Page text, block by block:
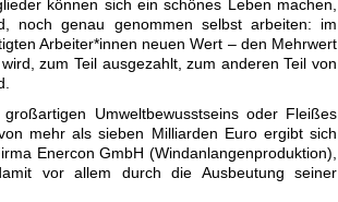
können sich ein schönes Leben machen,
noch genau genommen selbst arbeiten: im
Arbeiter*innen neuen Wert – den Mehrwert
zum Teil ausgezahlt, zum anderen Teil von
Umweltbewusstseins oder Fleißes
mehr als sieben Milliarden Euro ergibt sich
Enercon GmbH (Windanlangenproduktion),
vor allem durch die Ausbeutung seiner